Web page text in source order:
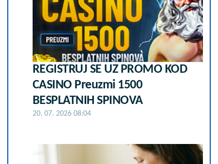
REGISTRUJ SE UZ PROMO KOD
CASINO Preuzmi 1500
BESPLATNIH SPINOVA
20. 07. 2026 08:04